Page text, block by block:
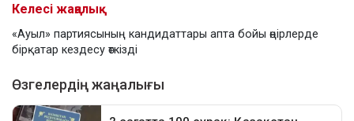
Келесі жаңалық
«Ауыл» партиясының кандидаттары апта бойы өңірлерде
бірқатар кездесу өткізді